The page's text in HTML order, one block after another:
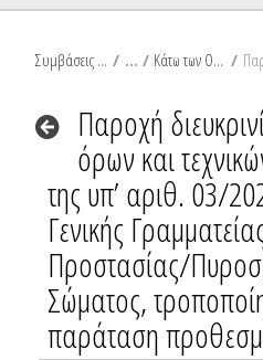
Συμβάσεις Διαβουλεύσεις Διαγωνισμοί / Κάτω των Ορίων /
Παροχή
όρων και
της υπ’ αριθ. 03/
Γενικής
Προστασίας/
Σώματος,
παράταση